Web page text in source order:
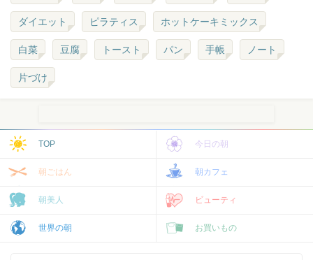
ダイエット ピラティス ホットケーキミックス
白菜 豆腐 トースト パン 手帳 ノート
片づけ
TOP 今日の朝
朝ごはん 朝カフェ
朝美人 ビューティ
世界の朝 お買いもの